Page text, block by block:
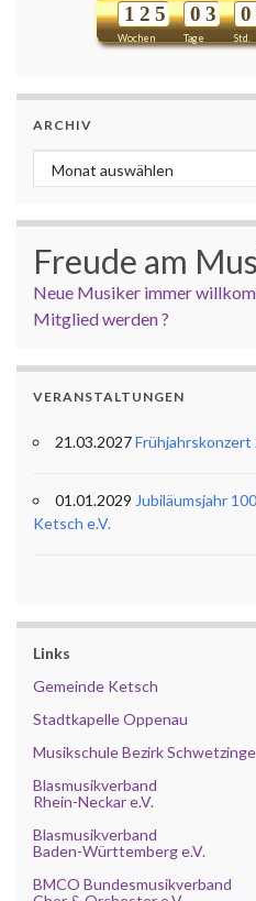
Wochen
1 2 5
Tage
0 3
Std.
0
ARCHIV
Archiv
Freude am
Neue Musiker immer
Mitglied werden ?
VERANSTALTUNGEN
21.03.2027Frühjahrskonzert
01.01.2029 Jubiläumsjahr
Ketsch e.V.
Links
Gemeinde Ketsch
Stadtkapelle Oppenau
Musikschule Bezirk
Blasmusikverband
Rhein-Neckar e.V.
Blasmusikverband
Baden-Württemberg e.V.
BMCO Bundesmusikverband